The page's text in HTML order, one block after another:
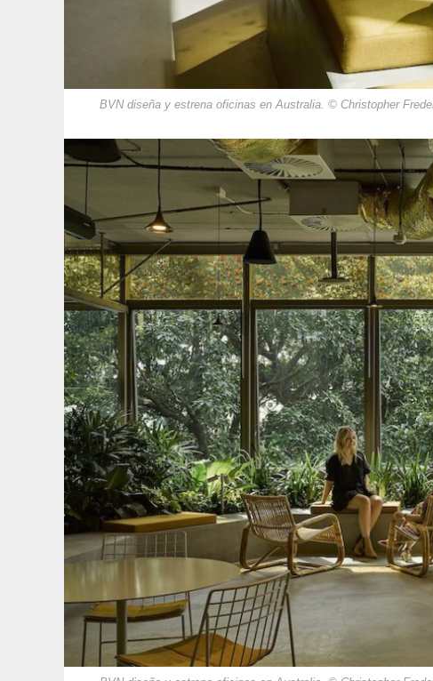
BVN diseña y estrena oficinas en Australia. © Christopher